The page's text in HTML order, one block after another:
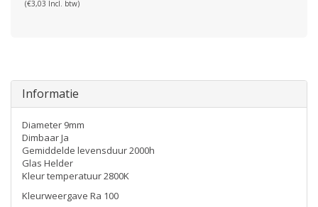
(€3,03 Incl. btw)
Informatie
Diameter 9mm
Dimbaar Ja
Gemiddelde levensduur 2000h
Glas Helder
Kleur temperatuur 2800K
Kleurweergave Ra 100